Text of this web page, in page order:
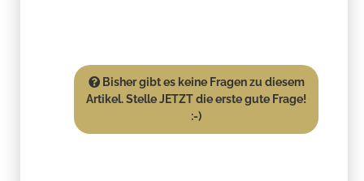
Bisher gibt es keine Fragen zu diesem
Artikel. Stelle JETZT die erste gute Frage!
:-)